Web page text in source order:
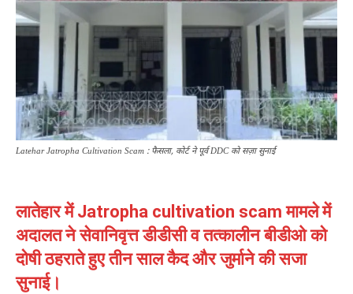
Latehar Jatropha Cultivation Scam : फैसला, कोर्ट ने पूर्व DDC को सज़ा सुनाई
लातेहार में Jatropha cultivation scam मामले में
अदालत ने सेवानिवृत्त डीडीसी व तत्कालीन बीडीओ को
दोषी ठहराते हुए तीन साल कैद और जुर्माने की सजा
सुनाई।